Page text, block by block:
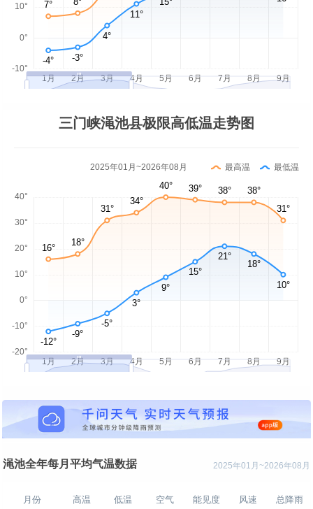
三门峡渑池县极限高低温走势图
2025年01月~2026年08月 最高温 最低温
2025年01月~2026年08月
渑池全年每月平均气温数据
月份 高温 低温 空气 能见度 风速 总降雨